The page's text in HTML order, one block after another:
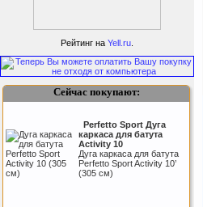
SportLife
Как заставить женщину
заниматся спортом?
Рейтинг на Yell.ru
Сейчас покупают:
Perfetto Sport Дуга
каркаса для батута
Activity 10
Дуга каркаса для батута
Perfetto Sport Activity 10’
(305 см)